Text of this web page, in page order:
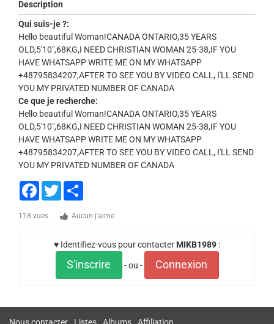
Description
Qui suis-je ?:
Hello beautiful Woman!CANADA ONTARIO,35 YEARS
OLD,5'10",68KG,I NEED CHRISTIAN WOMAN 25-38,IF YOU
HAVE WHATSAPP WRITE ME ON MY WHATSAPP
+48795834207,AFTER TO SEE YOU BY VIDEO CALL, I'LL SEND
YOU MY PRIVATED NUMBER OF CANADA
Ce que je recherche:
Hello beautiful Woman!CANADA ONTARIO,35 YEARS
OLD,5'10",68KG,I NEED CHRISTIAN WOMAN 25-38,IF YOU
HAVE WHATSAPP WRITE ME ON MY WHATSAPP
+48795834207,AFTER TO SEE YOU BY VIDEO CALL, I'LL SEND
YOU MY PRIVATED NUMBER OF CANADA
Facebook
Twitter
118 vues Aucun j'aime
♥ Identifiez-vous pour contacter MIKB1989 :
S'inscrire - ou - Connexion